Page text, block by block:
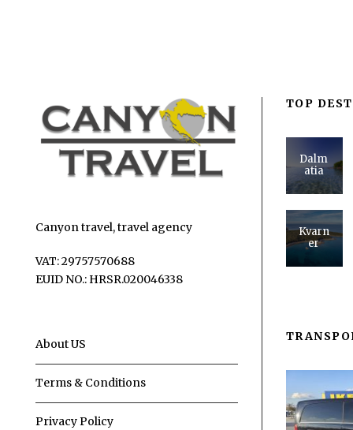
Canyon travel, travel agency
VAT: 29757570688
EUID NO.: HRSR.020046338
About US
Terms & Conditions
Privacy Policy
TOP
Dalm
atia
Kvarn
er